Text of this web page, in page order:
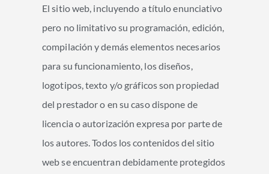
El sitio web, incluyendo a título enunciativo
pero no limitativo su programación, edición,
compilación y demás elementos necesarios
para su funcionamiento, los diseños,
logotipos, texto y/o gráficos son propiedad
del prestador o en su caso dispone de
licencia o autorización expresa por parte de
los autores. Todos los contenidos del sitio
web se encuentran debidamente protegidos